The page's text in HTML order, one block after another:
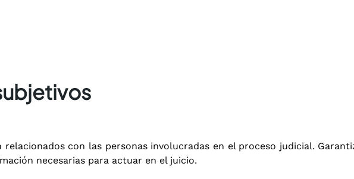
con las personas involucradas en el proceso judicial.
necesarias para actuar en el juicio.